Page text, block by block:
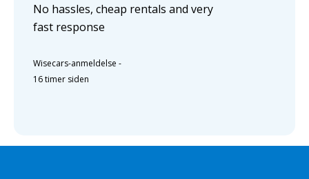
No hassles, cheap rentals and very
fast response
Wisecars-anmeldelse -
16 timer siden